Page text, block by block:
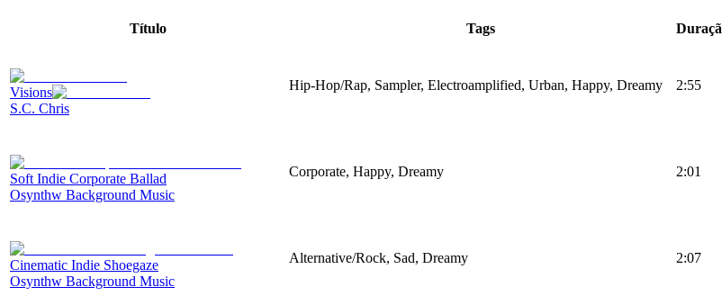
Título Tags
Visions
S.C. Chris
Hip-Hop/Rap, Sampler, Electroamplified, Urban, Happy, Dreamy 2:55
Soft Indie Corporate Ballad
Osynthw Background Music
Corporate, Happy, Dreamy 2:01
Cinematic Indie Shoegaze
Osynthw Background Music
Alternative/Rock, Sad, Dreamy 2:07